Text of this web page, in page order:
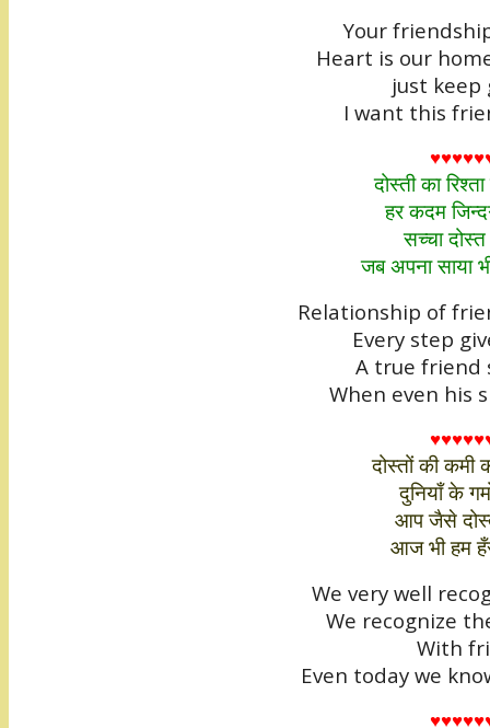
Your
Heart is our
just keep
I want this
दोस्ती का
हर कदम
सच्चा
जब अपना साया
Relationship of
Every step
A true friend
When even his
दोस्तों की कमी
दुनियाँ के
आप जैसे
आज भी हम
We very well
We recognize
With
Even today we